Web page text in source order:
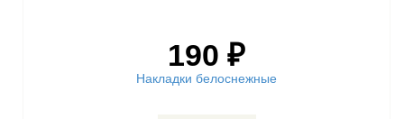
190 ₽
Накладки белоснежные